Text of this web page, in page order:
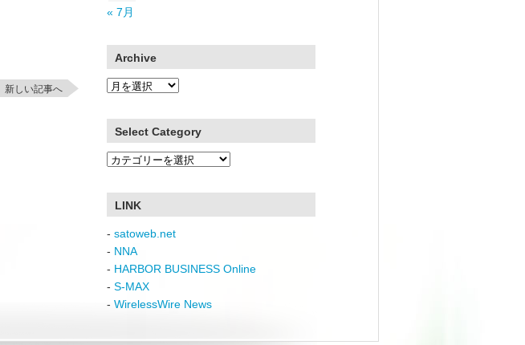
新しい記事へ
« 7月
Archive
Archive
Select Category
Select
LINK
- satoweb.net
- NNA
- HARBOR BUSINESS Online
- S-MAX
- WirelessWire News